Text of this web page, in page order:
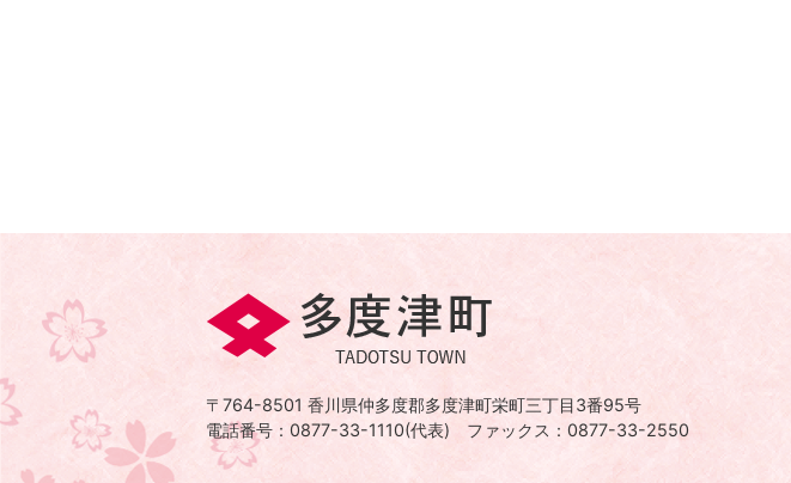
多
度
町
TADOTSU
〒764-8501 香川県仲多度郡多度津町栄町三丁目3番95号
電話番号：0877-33-1110(代表) ファックス：0877-33-2550